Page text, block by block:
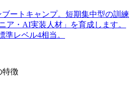
ートキャンプ。短期集中型の訓練
ア・AI実装人材」を育成します。
レベル4相当。
特徴